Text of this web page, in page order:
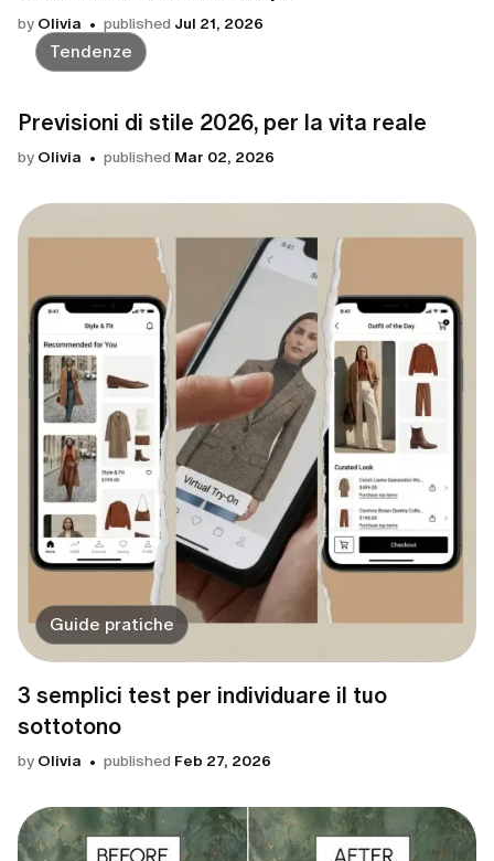
by Olivia published Jul 21, 2026
Tendenze
Previsioni di stile 2026, per la vita reale
by Olivia published Mar 02, 2026
Guide pratiche
3 semplici test per individuare il tuo
sottotono
by Olivia published Feb 27, 2026